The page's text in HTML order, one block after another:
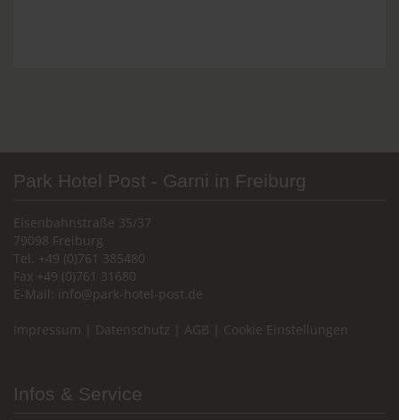
Park Hotel Post - Garni in Freiburg
Eisenbahnstraße 35/37
79098 Freiburg
Tel. +49 (0)761 385480
Fax +49 (0)761 31680
E-Mail:
info@park-hotel-post.de
Impressum Datenschutz AGB Cookie Einstellungen
Infos & Service